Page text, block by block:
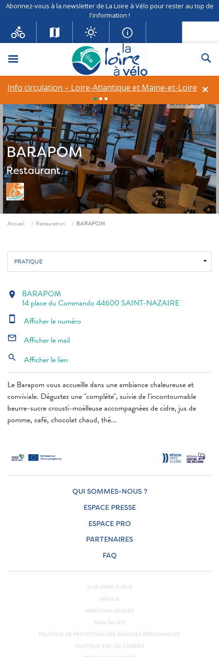
Abonnez-vous à la newsletter de La Loire à Vélo pour rester au top de
l'information !
Menu
×
Info circulation – Loire-Atlantique et Maine-et-Loire
BARAPOM
Restaurant
BARAPOM©
Fil d'ariane
Accueil Restauration BARAPOM
PRATIQUE
Le Barapom vous accueille dans une ambiance chaleureuse et
conviviale. Dégustez une "complète", suivie de l'incontournable
beurre-sucre crousti-moëlleuse accompagnées de cidre, jus de
pomme, café, chocolat chaud, thé...
location_on BARAPOM
14 place du Commando 44600 SAINT-NAZAIRE
smartphone Afficher le numéro
mail_outline Afficher le mail
search Afficher le lien
QUI SOMMES-NOUS ?
ESPACE PRESSE
ESPACE PRO
PARTENAIRES
FAQ
© LA LOIRE À VÉLO
APSULIS
MENTIONS LÉGALES
PLAN DU SITE
POLITIQUE DE PROTECTION DES DONNÉES PERSONNELLES
POLITIQUE SUR LES COOKIES